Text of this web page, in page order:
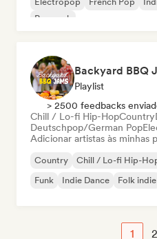
Pop rock
Backyard BBQ
Playlist
> 2500 feedbacks
Chill / Lo-fi Hip-HopCountry
Deutschpop/German Pop
Adicionar artistas às minhas
Country Chill / Lo-fi Hip-
Funk
Indie Dance Folk indie
1 2